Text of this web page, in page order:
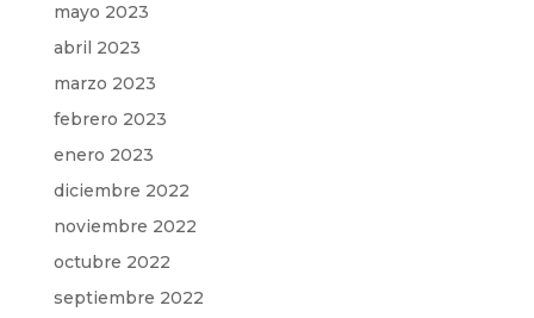
mayo 2023
abril 2023
marzo 2023
febrero 2023
enero 2023
diciembre 2022
noviembre 2022
octubre 2022
septiembre 2022